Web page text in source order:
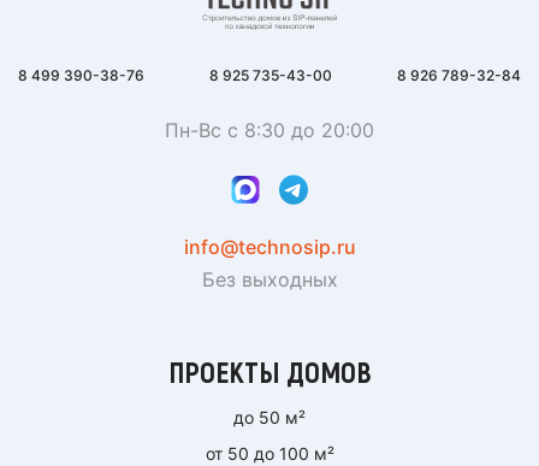
8 499 390-38-76 8 925 735-43-00 8 926 789-32-84
Пн-Вс с 8:30 до 20:00
info@technosip.ru
Без выходных
ПРОЕКТЫ ДОМОВ
до 50 м²
от 50 до 100 м²